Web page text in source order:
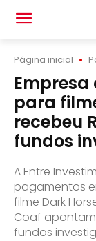
Página inicial
para
recebeu
fundos
A Entre
pagamentos
filme Dark
Coaf
fundos